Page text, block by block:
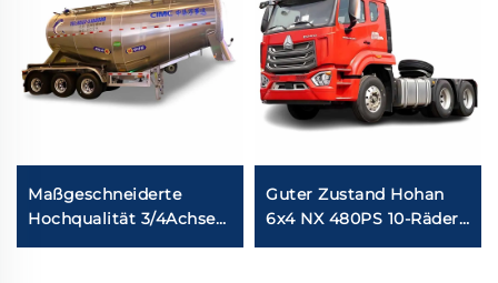
Maßgeschneiderte
Hochqualität 3/4Achsen
Bulk Cement Semi
Guter Zustand Hohan
6x4 NX 480PS 10-Räder
Euro2 Sinotruk Howo